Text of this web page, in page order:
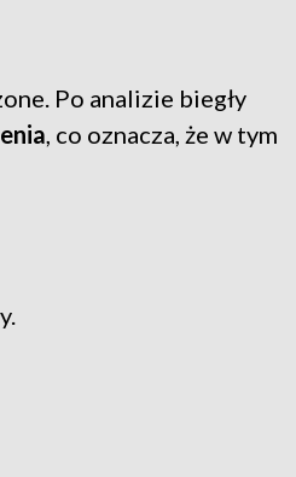
Po analizie biegły
, co oznacza, że w tym